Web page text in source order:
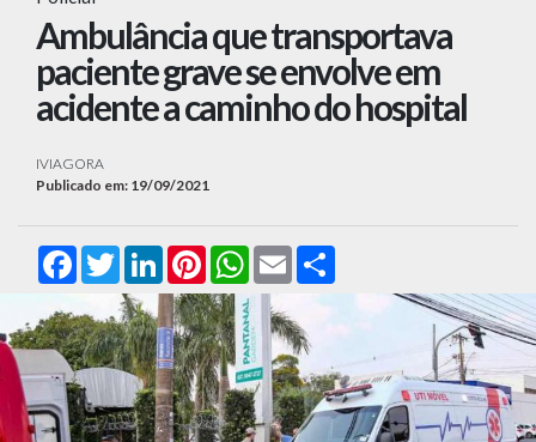
Ambulância que transportava
paciente grave se envolve em
acidente a caminho do hospital
IVIAGORA
Publicado em: 19/09/2021
FacebookTwitterLinkedInPinterestWhatsApp
Email